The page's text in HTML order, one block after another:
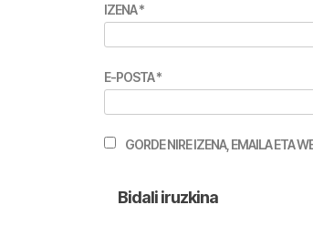
IZENA*
E-POSTA*
GORDE NIRE IZENA, EMAILA ETA